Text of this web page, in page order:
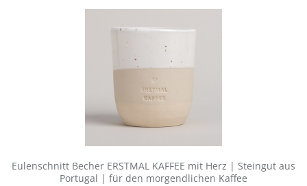
Eulenschnitt Becher ERSTMAL KAFFEE mit Herz | Steingut aus
Portugal | für den morgendlichen Kaffee